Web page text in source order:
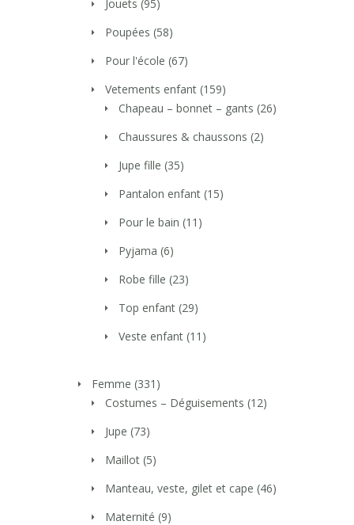
Jouets (95)
Poupées (58)
Pour l'école (67)
Vetements enfant (159)
Chapeau – bonnet – gants (26)
Chaussures & chaussons (2)
Jupe fille (35)
Pantalon enfant (15)
Pour le bain (11)
Pyjama (6)
Robe fille (23)
Top enfant (29)
Veste enfant (11)
Femme (331)
Costumes – Déguisements (12)
Jupe (73)
Maillot (5)
Manteau, veste, gilet et cape (46)
Maternité (9)